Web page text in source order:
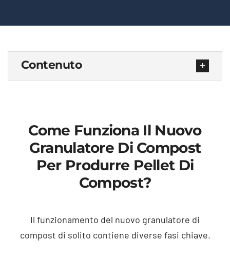
Contenuto
Come Funziona Il Nuovo
Granulatore Di Compost
Per Produrre Pellet Di
Compost?
Il funzionamento del nuovo granulatore di
compost di solito contiene diverse fasi chiave.